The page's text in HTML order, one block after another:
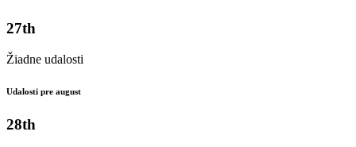
27th
Žiadne udalosti
Udalosti pre august
28th